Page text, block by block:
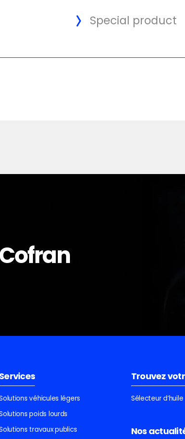
Special product
Services
véhicules légers
poids lourds
travaux publics
Trouvez
Sélecteur
Nos